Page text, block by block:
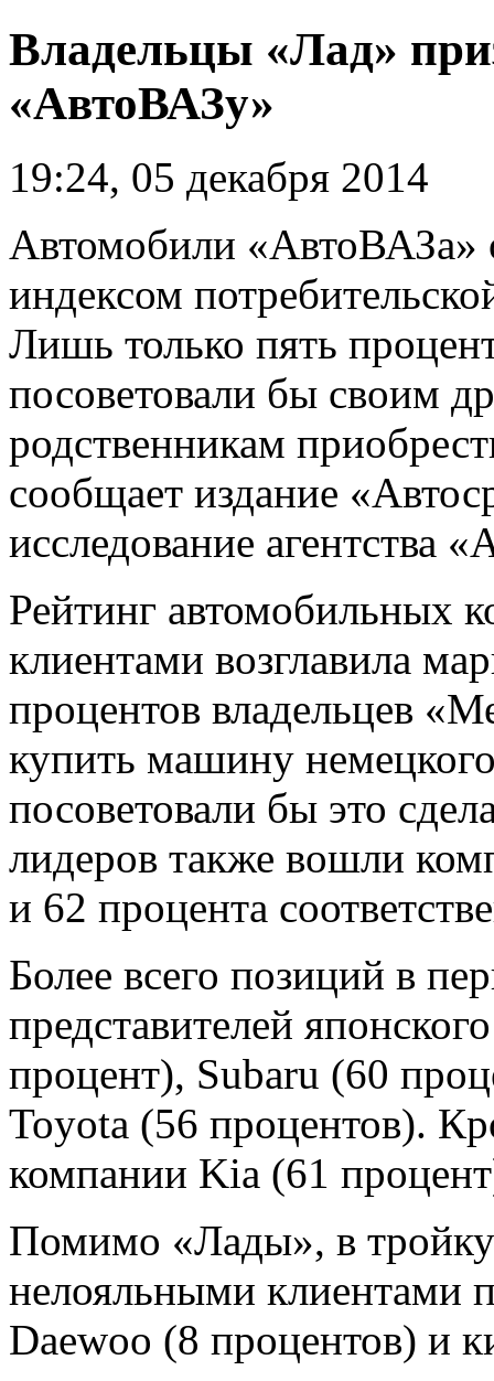
Владельцы «Лад»
«АвтоВАЗу»
19:24, 05 декабря 2014
Автомобили «АвтоВАЗа»
индексом
Лишь только пять
посоветовали бы своим
родственникам
сообщает издание
исследование агентства
Рейтинг автомобильных
клиентами возглавила
процентов владельцев
купить машину
посоветовали бы это
лидеров также вошли
и 62 процента
Более всего позиций в
представителей
процент), Subaru (60
Toyota (56 процентов).
компании Kia (61
Помимо «Лады», в
нелояльными клиентами
Daewoo (8 процентов) и